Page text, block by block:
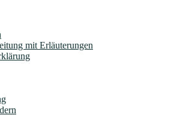
mit Erläuterungen